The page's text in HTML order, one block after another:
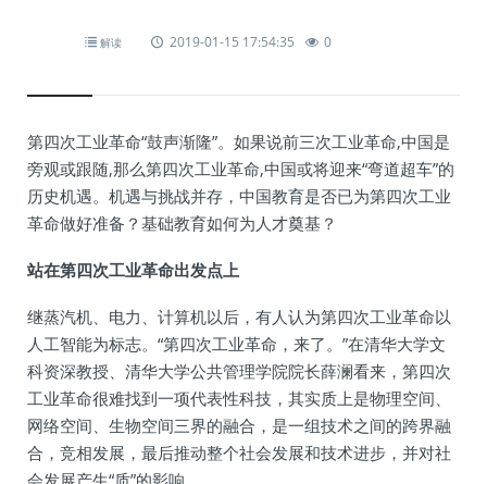
解读 2019-01-15 17:54:35 0
第四次工业革命“鼓声渐隆”。如果说前三次工业革命,中国是
旁观或跟随,那么第四次工业革命,中国或将迎来“弯道超车”的
历史机遇。机遇与挑战并存，中国教育是否已为第四次工业
革命做好准备？基础教育如何为人才奠基？
站在第四次工业革命出发点上
继蒸汽机、电力、计算机以后，有人认为第四次工业革命以
人工智能为标志。“第四次工业革命，来了。”在清华大学文
科资深教授、清华大学公共管理学院院长薛澜看来，第四次
工业革命很难找到一项代表性科技，其实质上是物理空间、
网络空间、生物空间三界的融合，是一组技术之间的跨界融
合，竞相发展，最后推动整个社会发展和技术进步，并对社
会发展产生“质”的影响。